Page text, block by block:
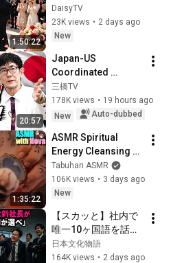
1:50:22
Nghèo Bất Ngờ
Được Gả Cho Tổng
Tài Tỷ Phú Giàu Nhất
DaisyTV
23K views • 2 days ago
New
20:57
Japan-US
Coordinated
Currency
Intervention
Executed! The
Defeat a Sovereign
Currenc...
三橋TV
178K views • 19 hours ago
New
Auto-dubbed
1:35:22
ASMR Spiritual
Energy Cleansing
with My Cat 🐾
Purring & Reiki for
Sleep & Stress
Tabuhan ASMR
106K views • 3 days ago
New
【スカッと】社内で
唯一10ヶ国語を話す
俺に新社長が「高卒
は不要！クビか給料
日本文化物語
164K views • 2 days ago